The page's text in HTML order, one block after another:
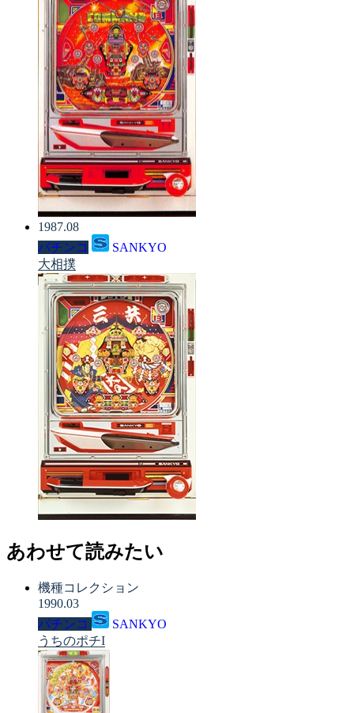
1987.08
パチンコ
SANKYO
大相撲
あわせて読みたい
機種コレクション
1990.03
パチンコ
SANKYO
うちのポチI